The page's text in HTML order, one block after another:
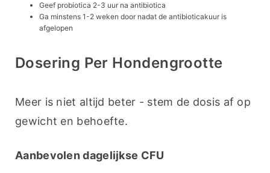
Geef probiotica 2-3 uur na antibiotica
Ga minstens 1-2 weken door nadat de antibioticakuur is
afgelopen
Dosering Per Hondengrootte
Meer is niet altijd beter - stem de dosis af op
gewicht en behoefte.
Aanbevolen dagelijkse CFU